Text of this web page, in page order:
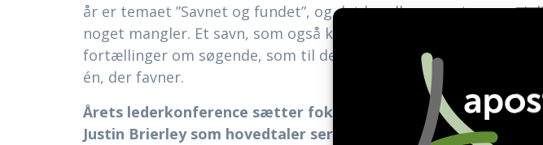
år er temaet ”Savnet og fundet”, og det handler om, at mange
noget mangler. Et savn, som også kan rumme oplevelsen af
fortællinger om søgende, som til deres egen overraskelse gør
én, der favner.
Årets lederkonference sætter fokus på krydsfeltet mellem
Justin Brierley som hovedtaler ser vi på, hvordan længslen i